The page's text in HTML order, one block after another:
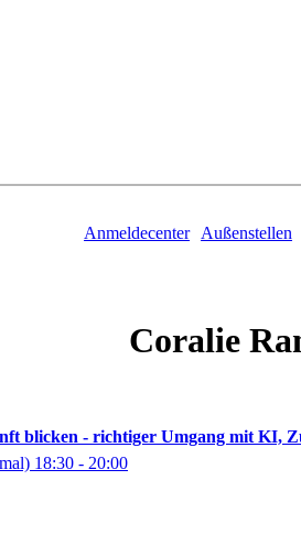
Anmeldecenter Außenstellen
Coralie
blicken - richtiger Umgang mit KI,
18:30 - 20:00